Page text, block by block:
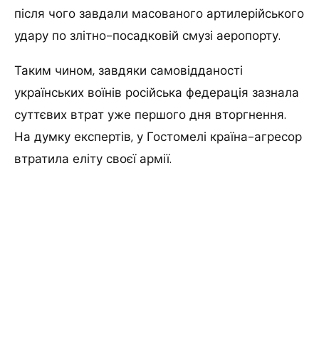
після чого завдали масованого артилерійського
удару по злітно-посадковій смузі аеропорту.
Таким чином, завдяки самовідданості
українських воїнів російська федерація зазнала
суттєвих втрат уже першого дня вторгнення.
На думку експертів, у Гостомелі країна-агресор
втратила еліту своєї армії.